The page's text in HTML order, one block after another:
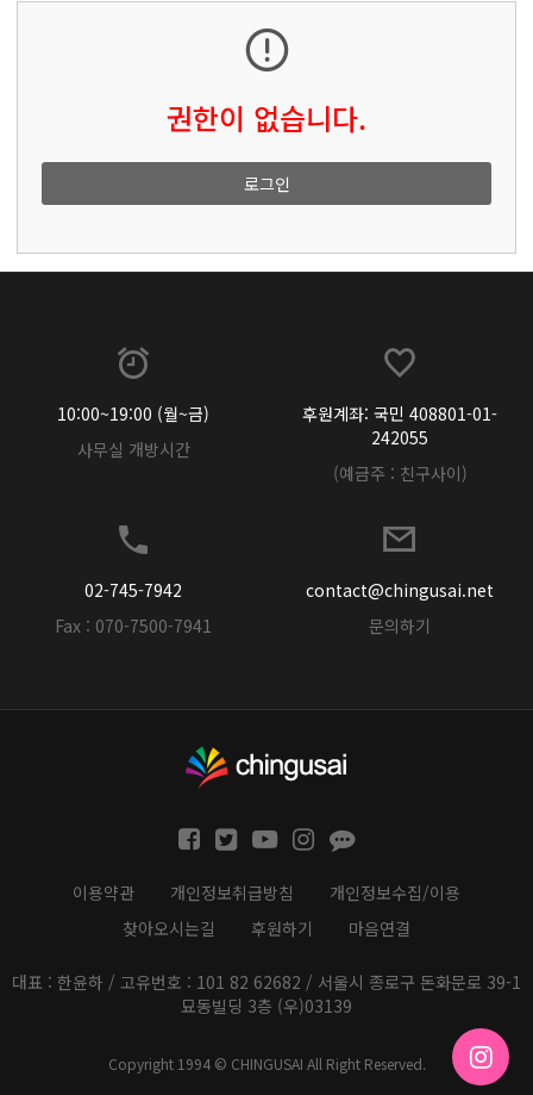
권한이 없습니다.
로그인
10:00~19:00 (월~금)
사무실 개방시간
후원계좌: 국민 408801-01-
242055
(예금주 : 친구사이)
02-745-7942
Fax : 070-7500-7941
contact@chingusai.net
문의하기
이용약관 개인정보취급방침
개인정보수집/이용
찾아오시는길
후원하기 마음연결
대표 : 한윤하 / 고유번호 : 101 82 62682 / 서울시 종로구 돈화문로 39-1
묘동빌딩 3층 (우)03139
Copyright 1994 © CHINGUSAI All Right Reserved.